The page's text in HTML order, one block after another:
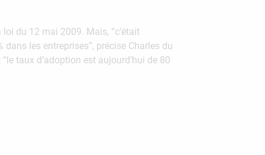
du 12 mai 2009. Mais, “c’était
les entreprises”, précise Charles du
taux d’adoption est aujourd’hui de 80